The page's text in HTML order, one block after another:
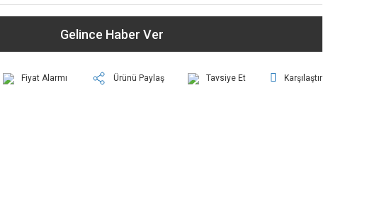
Gelince Haber Ver
Fiyat Alarmı Ürünü Paylaş Tavsiye Et Karşılaştır